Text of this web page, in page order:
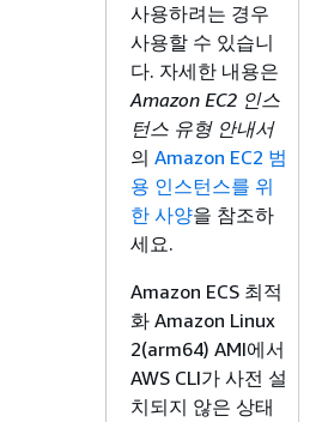
사용하려는 경우
사용할 수 있습니
다. 자세한 내용은
Amazon EC2 인스
턴스 유형 안내서
의 Amazon EC2 범
용 인스턴스를 위
한 사양을 참조하
세요.
Amazon ECS 최적
화 Amazon Linux
2(arm64) AMI에서
AWS CLI가 사전 설
치되지 않은 상태